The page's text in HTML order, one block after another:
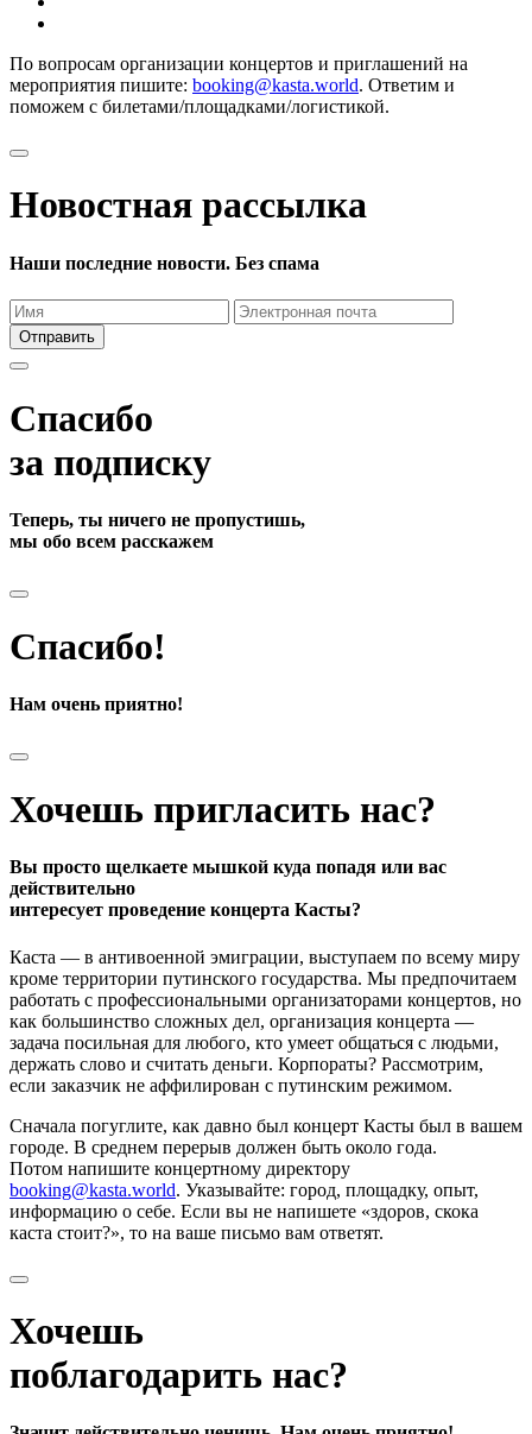
По вопросам организации концертов и приглашений на
мероприятия пишите: booking@kasta.world. Ответим и
поможем с билетами/площадками/логистикой.
Новостная рассылка
Наши последние новости. Без спама
Отправить
Спасибо
за подписку
Теперь, ты ничего не пропустишь,
мы обо всем расскажем
Спасибо!
Нам очень приятно!
Хочешь пригласить нас?
Вы просто щелкаете мышкой куда попадя или вас
действительно
интересует проведение концерта Касты?
Каста — в антивоенной эмиграции, выступаем по всему миру
кроме территории путинского государства. Мы предпочитаем
работать с профессиональными организаторами концертов, но
как большинство сложных дел, организация концерта —
задача посильная для любого, кто умеет общаться с людьми,
держать слово и считать деньги. Корпораты? Рассмотрим,
если заказчик не аффилирован с путинским режимом.
Сначала погуглите, как давно был концерт Касты был в вашем
городе. В среднем перерыв должен быть около года.
Потом напишите концертному директору
booking@kasta.world. Указывайте: город, площадку, опыт,
информацию о себе. Если вы не напишете «здоров, скока
каста стоит?», то на ваше письмо вам ответят.
Хочешь
поблагодарить нас?